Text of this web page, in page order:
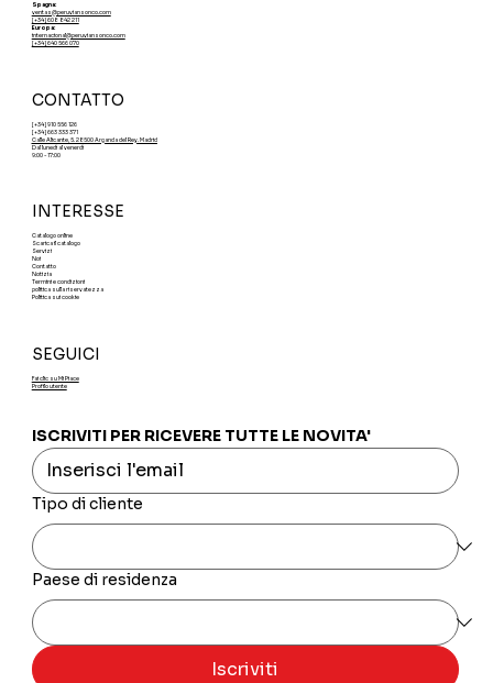
CONTATTO
[+34] 910 556 126
[+34] 663 333 371
Calle Alicante, 5. 28500 Arganda del Rey. Madrid
Dal lunedì al venerdì
9:00 - 17:00
INTERESSE
Catalogo online
Scarica il catalogo
Servizi
Noi
Contatto
Notizia
Termini e condizioni
politica sulla riservatezza
Politica sui cookie
Spagna:
ventas@peruviansonco.com
[+34] 608 842 211
Europa:
internacional@peruviansonco.com
[+34] 640 566 070
SEGUICI
Fai clic su Mi Piace
Profilo utente
ISCRIVITI PER RICEVERE TUTTE LE NOVITA'
Tipo di cliente
Paese di residenza
Iscriviti